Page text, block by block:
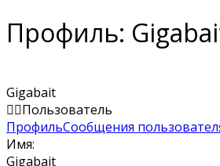
Профиль:
Gigabait
Пользователь
ПрофильСообщения
Имя:
Gigabait